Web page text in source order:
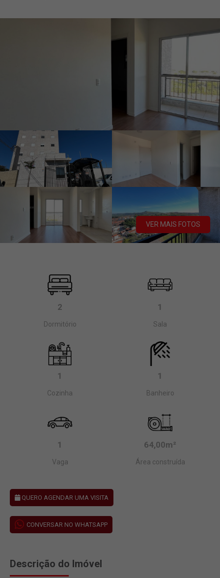
VER MAIS FOTOS
2
Dormitório
1
Sala
1
Cozinha
1
Banheiro
1
Vaga
64,00m²
Área construída
QUERO AGENDAR UMA VISITA
CONVERSAR NO WHATSAPP
Descrição do Imóvel